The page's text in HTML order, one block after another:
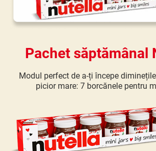
Pachet săptămânal
Modul perfect de a-ți începe
picior mare: 7 borcănele pentru